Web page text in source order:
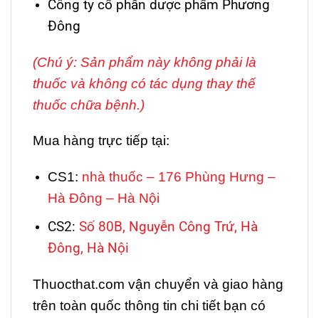
Công ty cổ phần dược phẩm Phương
Đông
(Chú ý: Sản phẩm này không phải là
thuốc và không có tác dụng thay thế
thuốc chữa bệnh.)
Mua hàng trực tiếp tại:
CS1: nhà thuốc – 176 Phùng Hưng –
Hà Đông – Hà Nội
CS2: Số 80B, Nguyễn Công Trứ, Hà
Đông, Hà Nội
Thuocthat.com vận chuyển và giao hàng
trên toàn quốc thông tin chi tiết bạn có